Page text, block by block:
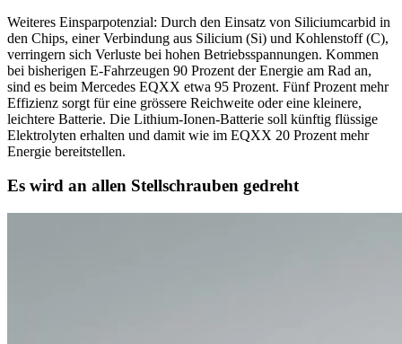
Weiteres Einsparpotenzial: Durch den Einsatz von Siliciumcarbid in
den Chips, einer Verbindung aus Silicium (Si) und Kohlenstoff (C),
verringern sich Verluste bei hohen Betriebsspannungen. Kommen
bei bisherigen E-Fahrzeugen 90 Prozent der Energie am Rad an,
sind es beim Mercedes EQXX etwa 95 Prozent. Fünf Prozent mehr
Effizienz sorgt für eine grössere Reichweite oder eine kleinere,
leichtere Batterie. Die Lithium-Ionen-Batterie soll künftig flüssige
Elektrolyten erhalten und damit wie im EQXX 20 Prozent mehr
Energie bereitstellen.
Es wird an allen Stellschrauben gedreht